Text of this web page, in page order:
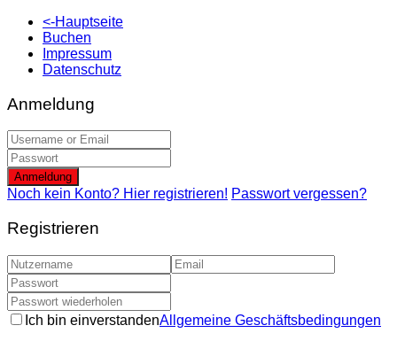
<-Hauptseite
Buchen
Impressum
Datenschutz
Anmeldung
Anmeldung
Noch kein Konto? Hier registrieren! Passwort vergessen?
Registrieren
Ich bin einverstandenAllgemeine Geschäftsbedingungen